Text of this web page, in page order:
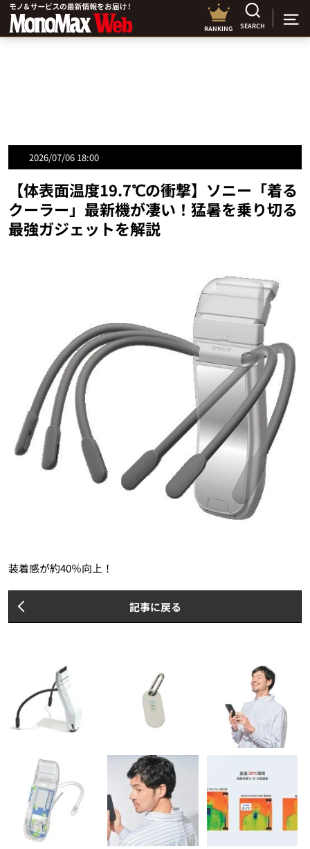
RANKING SEARCH
2026/07/06 18:00
【体表面温度19.7℃の衝撃】ソニー「着る
クーラー」最新機が凄い！猛暑を乗り切る
最強ガジェットを解説
装着感が約40％向上！
記事に戻る